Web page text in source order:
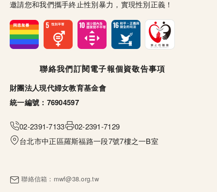
邀請您和我們攜手終止性別暴力，實現性別正義！
聯絡我們訂閱電子報個資敬告事項
財團法人現代婦女教育基金會
統一編號：76904597
02-2391-7133
02-2391-7129
台北市中正區羅斯福路一段7號7樓之一B室
聯絡信箱： mwf@38.org.tw